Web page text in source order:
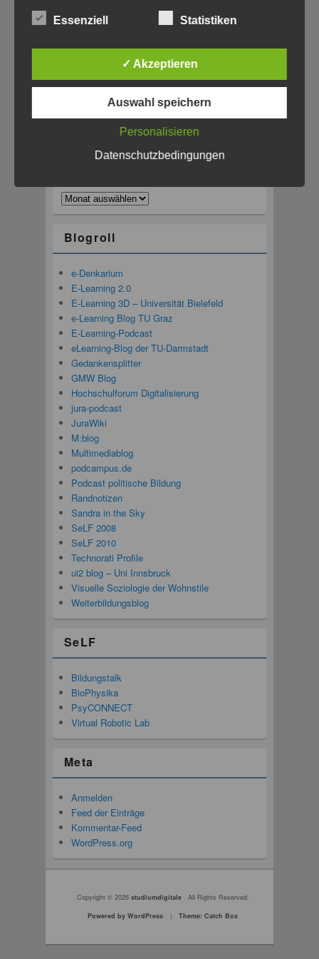
#Monatsnotiz Juli – Michael Eichhornbei
Smart Contracts in der Lehre
Kategorien
Archiv
Archiv
Blogroll
e-Denkarium
E-Learning 2.0
E-Learning 3D – Universität Bielefeld
e-Learning Blog TU Graz
E-Learning-Podcast
eLearning-Blog der TU-Darmstadt
Gedankensplitter
GMW Blog
Hochschulforum Digitalisierung
jura-podcast
JuraWiki
M:blog
Multimediablog
podcampus.de
Podcast politische Bildung
Randnotizen
Sandra in the Sky
SeLF 2008
SeLF 2010
Technorati Profile
ui2 blog – Uni Innsbruck
Visuelle Soziologie der Wohnstile
Weiterbildungsblog
SeLF
Bildungstalk
BioPhysika
PsyCONNECT
Virtual Robotic Lab
Meta
Anmelden
Feed der Einträge
Kommentar-Feed
WordPress.org
Copyright © 2026 studiumdigitale . All Rights Reserved.
Powered by WordPress
| Theme: Catch Box
Essenziell Statistiken
✓ Akzeptieren
Auswahl speichern
Personalisieren
Datenschutzbedingungen